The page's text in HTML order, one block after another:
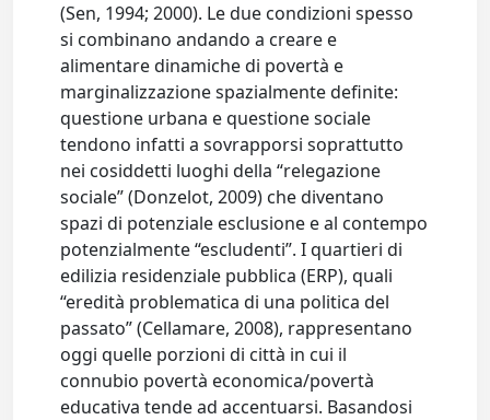
(Sen, 1994; 2000). Le due condizioni spesso
si combinano andando a creare e
alimentare dinamiche di povertà e
marginalizzazione spazialmente definite:
questione urbana e questione sociale
tendono infatti a sovrapporsi soprattutto
nei cosiddetti luoghi della “relegazione
sociale” (Donzelot, 2009) che diventano
spazi di potenziale esclusione e al contempo
potenzialmente “escludenti”. I quartieri di
edilizia residenziale pubblica (ERP), quali
“eredità problematica di una politica del
passato” (Cellamare, 2008), rappresentano
oggi quelle porzioni di città in cui il
connubio povertà economica/povertà
educativa tende ad accentuarsi. Basandosi